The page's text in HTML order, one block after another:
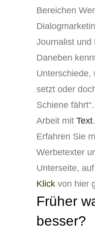
Bereichen
Journalist und
Daneben
Unterschiede,
setzt oder
Schiene
Arbeit mit Text.
Erfahren Sie
Werbetexter
Unterseite,
Klick von hier
Früher
besser?